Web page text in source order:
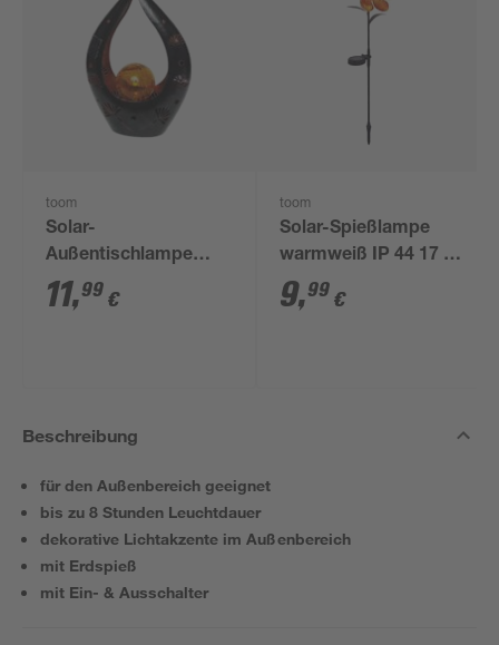
toom
Solar-
Außentischlampe
warmweiß IP 44 20,8
x 30,7 cm
11,99 €
toom
Solar-Spießlampe
warmweiß IP 44 17 x
71 cm
9,99 €
Beschreibung
für den Außenbereich geeignet
bis zu 8 Stunden Leuchtdauer
dekorative Lichtakzente im Außenbereich
mit Erdspieß
mit Ein- & Ausschalter